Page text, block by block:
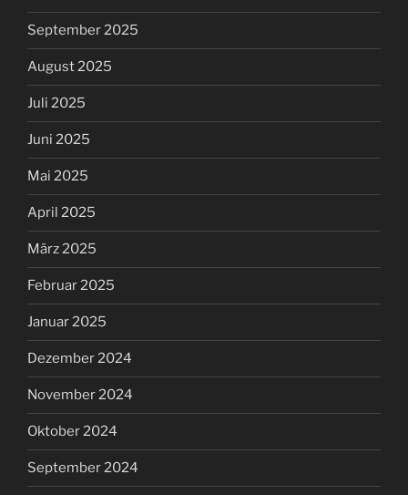
September 2025
August 2025
Juli 2025
Juni 2025
Mai 2025
April 2025
März 2025
Februar 2025
Januar 2025
Dezember 2024
November 2024
Oktober 2024
September 2024